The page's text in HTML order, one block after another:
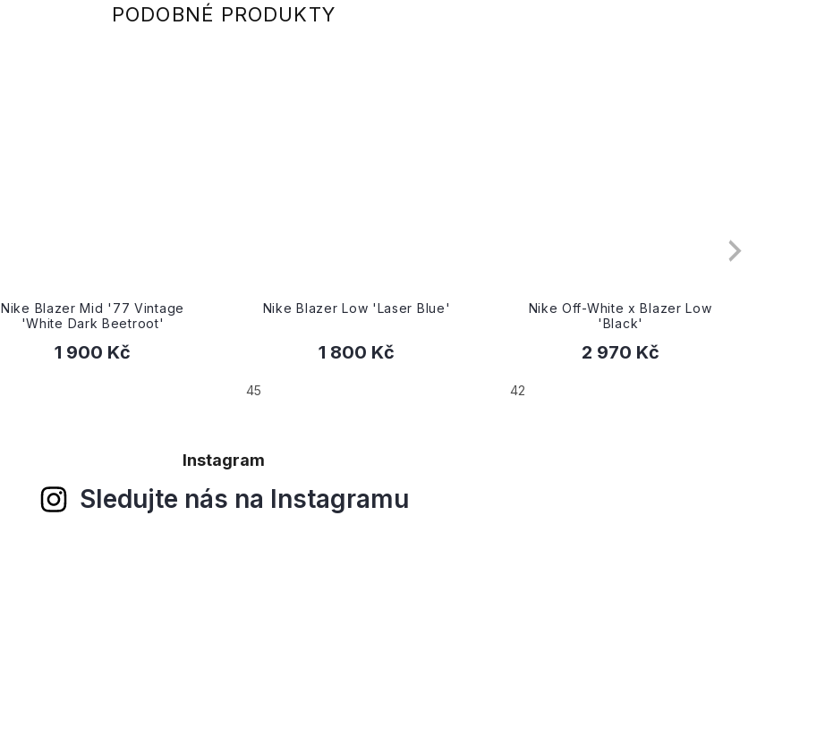
Nike Blazer Mid '77 Vintage
'White Dark Beetroot'
1 900 Kč
Nike Blazer Low 'Laser Blue'
1 800 Kč
45
Nike Off-White x Blazer Low
'Black'
2 970 Kč
42
Instagram
Sledujte nás na Instagramu